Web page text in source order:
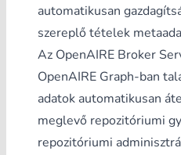
automatikusan
szereplő tételek
Az OpenAIRE Broker
OpenAIRE Graph-ban
adatok automatikusan
meglevő repozitóriumi
repozitóriumi